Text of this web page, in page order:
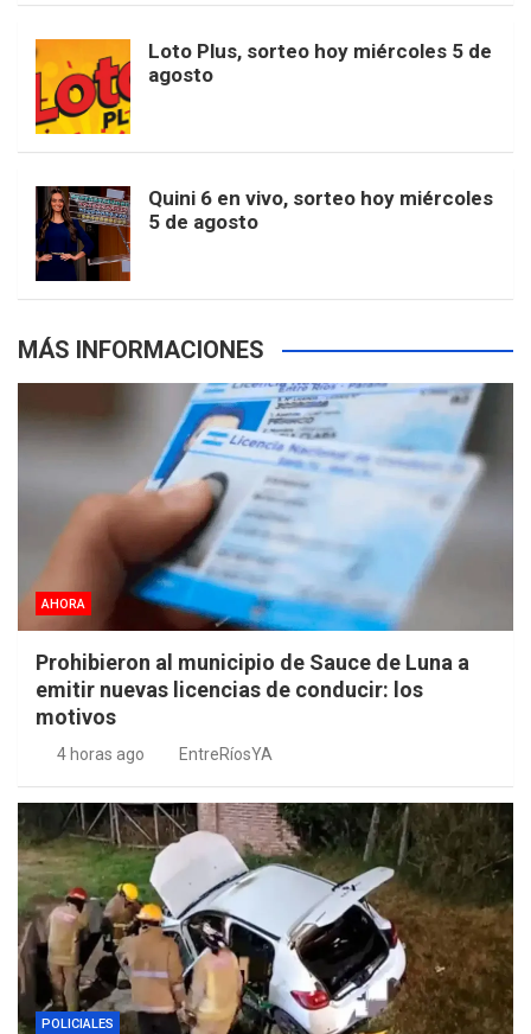
k
e
r
b
Loto Plus, sorteo hoy miércoles 5 de
agosto
Quini 6 en vivo, sorteo hoy miércoles
5 de agosto
MÁS INFORMACIONES
AHORA
Prohibieron al municipio de Sauce de Luna a
emitir nuevas licencias de conducir: los
motivos
4 horas ago EntreRíosYA
POLICIALES